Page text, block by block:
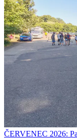
ČERVENEC 2026: